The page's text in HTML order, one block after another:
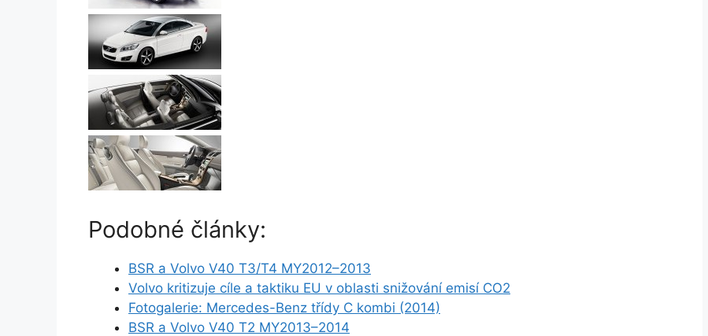
Podobné články:
BSR a Volvo V40 T3/T4 MY2012–2013
Volvo kritizuje cíle a taktiku EU v oblasti snižování emisí CO2
Fotogalerie: Mercedes-Benz třídy C kombi (2014)
BSR a Volvo V40 T2 MY2013–2014